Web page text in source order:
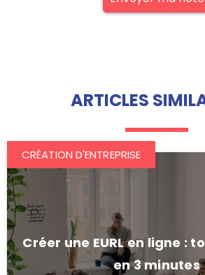
ARTICLES
Créer une EURL en ligne :
en 3 minutes
CRÉATION D'ENTREPRISE